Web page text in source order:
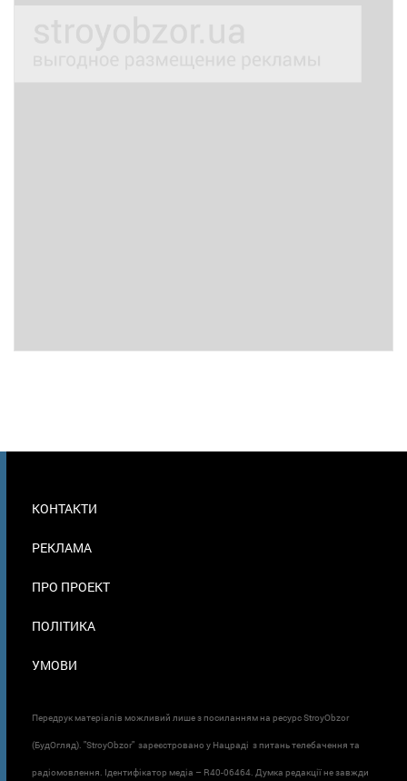
В
КОНТАКТИ
РЕКЛАМА
ПРО ПРОЕКТ
ПОЛІТИКА
УМОВИ
Передрук матеріалів можливий лише з посиланням на ресурс StroyObzor
(БудОгляд). "StroyObzor" зареєстровано у Нацраді з питань телебачення та
радіомовлення. Ідентифікатор медіа – R40-06464. Думка редакції не завжди